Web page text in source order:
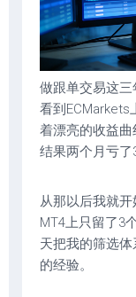
做跟单交易这
看到ECMarkets
着漂亮的收益
结果两个月亏了
从那以后我就
MT4上只留了3
天把我的筛选
的经验。